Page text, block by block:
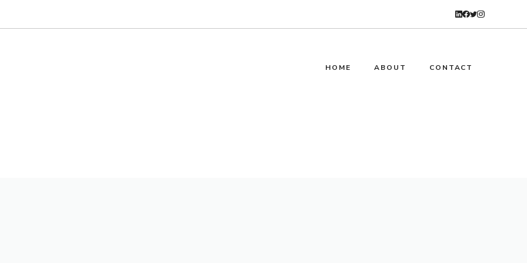
HOME ABOUT CONTACT